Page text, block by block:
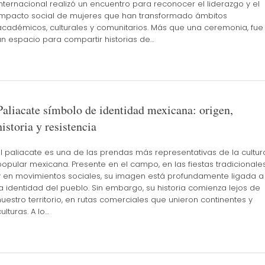
realizó un encuentro para reconocer el liderazgo y el
social de mujeres que han transformado ámbitos
culturales y comunitarios. Más que una ceremonia, fue
espacio para compartir historias de…
símbolo de identidad mexicana: origen,
y resistencia
paliacate es una de las prendas más representativas de la
mexicana. Presente en el campo, en las fiestas
en movimientos sociales, su imagen está profundamente ligada a
identidad del pueblo. Sin embargo, su historia comienza lejos de
territorio, en rutas comerciales que unieron continentes y
A lo…